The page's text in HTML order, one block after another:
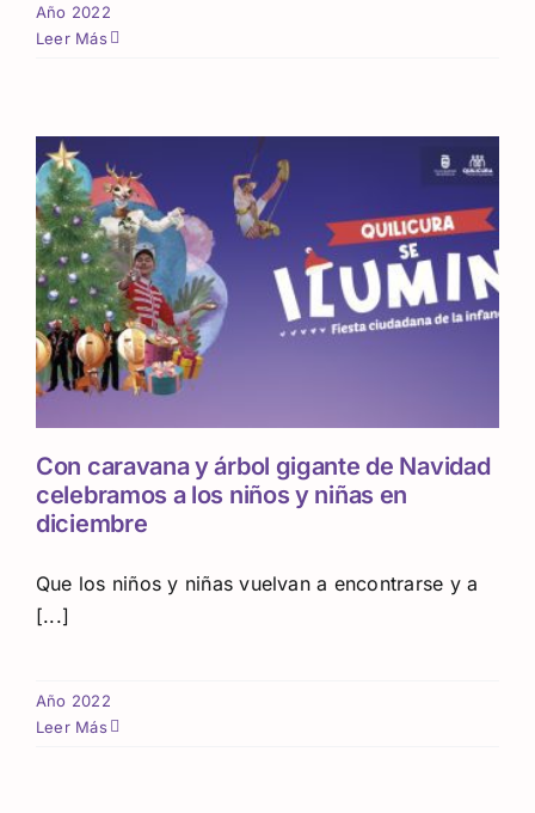
Año 2022
Leer Más
Con caravana y árbol gigante de Navidad
celebramos a los niños y niñas en
diciembre
Que los niños y niñas vuelvan a encontrarse y a
[...]
Año 2022
Leer Más